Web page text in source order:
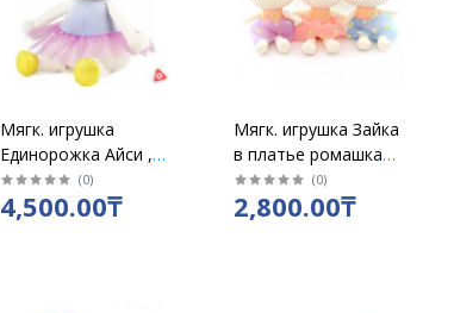
Мягк. игрушка
Единорожка Айси ,
музыкальная 20см /
МР-122019-8
(0)
4,500.00₸
Мягк. игрушка Зайка
в платье ромашка
38см
(0)
2,800.00₸